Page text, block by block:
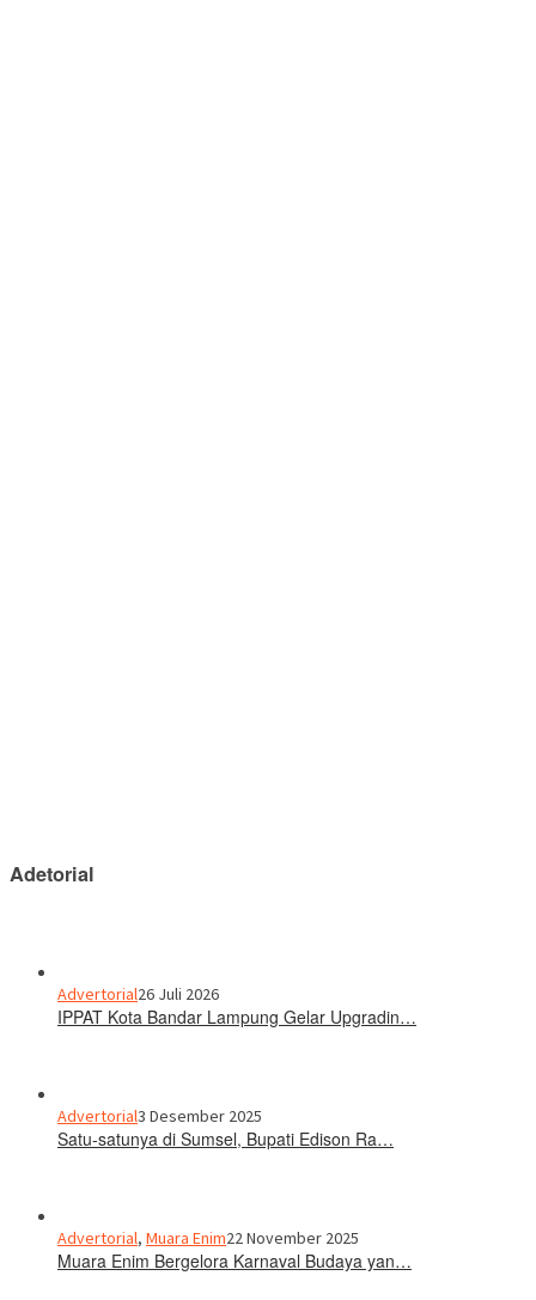
Adetorial
Advertorial26 Juli 2026
IPPAT Kota Bandar Lampung Gelar Upgradin…
Advertorial3 Desember 2025
Satu-satunya di Sumsel, Bupati Edison Ra…
Advertorial, Muara Enim22 November 2025
Muara Enim Bergelora Karnaval Budaya yan…